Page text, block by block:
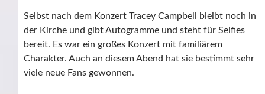
Selbst nach dem Konzert Tracey Campbell bleibt noch in
der Kirche und gibt Autogramme und steht für Selfies
bereit. Es war ein großes Konzert mit familiärem
Charakter. Auch an diesem Abend hat sie bestimmt sehr
viele neue Fans gewonnen.